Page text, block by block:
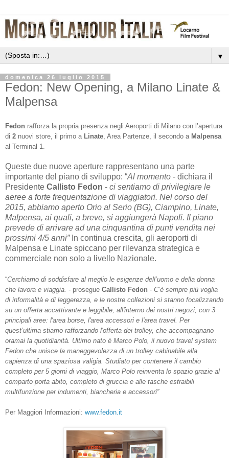
▼
domenica 26 luglio 2015
Fedon: New Opening, a Milano Linate &
Malpensa
Fedon rafforza la propria presenza negli Aeroporti di Milano con l’apertura
di 2 nuovi store, il primo a Linate, Area Partenze, il secondo a Malpensa
al Terminal 1.
Queste due nuove aperture rappresentano una parte
importante del piano di sviluppo: “Al momento - dichiara il
Presidente Callisto Fedon - ci sentiamo di privilegiare le
aeree a forte frequentazione di viaggiatori. Nel corso del
2015, abbiamo aperto Orio al Serio (BG), Ciampino, Linate,
Malpensa, ai quali, a breve, si aggiungerà Napoli. Il piano
prevede di arrivare ad una cinquantina di punti vendita nei
prossimi 4/5 anni” In continua crescita, gli aeroporti di
Malpensa e Linate spiccano per rilevanza strategica e
commerciale non solo a livello Nazionale.
“Cerchiamo di soddisfare al meglio le esigenze dell’uomo e della donna
che lavora e viaggia. - prosegue Callisto Fedon - C’è sempre più voglia
di informalità e di leggerezza, e le nostre collezioni si stanno focalizzando
su un offerta accattivante e leggibile, all'interno dei nostri negozi, con 3
principali aree: l'area borse, l'area accessori e l'area travel. Per
quest’ultima stiamo rafforzando l'offerta dei trolley, che accompagnano
oramai la quotidianità. Ultimo nato è Marco Polo, il nuovo travel system
Fedon che unisce la maneggevolezza di un trolley cabinabile alla
capienza di una spaziosa valigia. Studiato per contenere il cambio
completo per 5 giorni di viaggio, Marco Polo reinventa lo spazio grazie al
comparto porta abito, completo di gruccia e alle tasche estraibili
multifunzione per indumenti, biancheria e accessori”
Per Maggiori Informazioni: www.fedon.it